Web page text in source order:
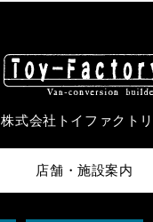
株式会社トイファクト
店舗・施設案内